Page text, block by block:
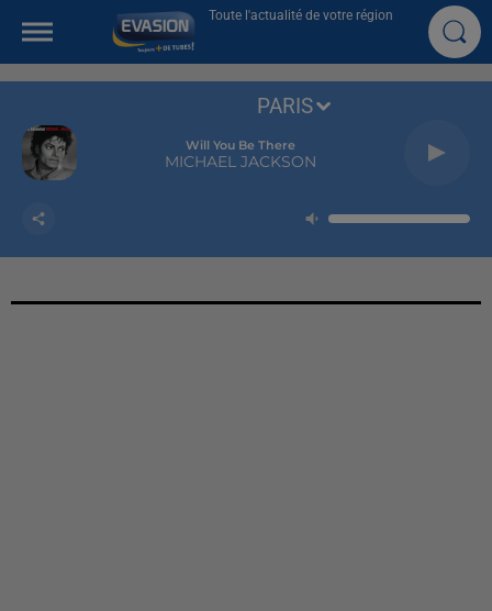
Toute l'actualité de votre région
Will You Be There
MICHAEL JACKSON
PARIS